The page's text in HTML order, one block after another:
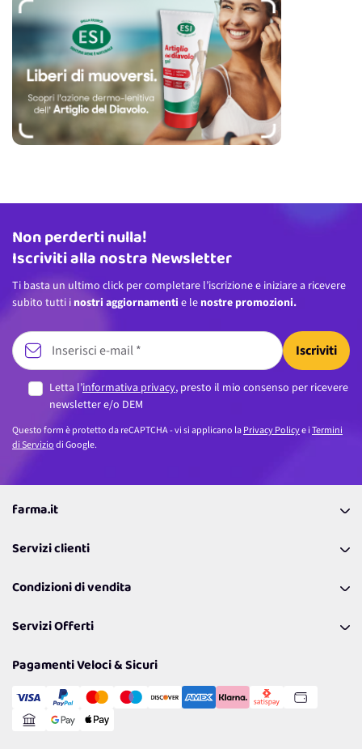
Indirizzo email
Non perderti nulla!
Iscriviti alla nostra Newsletter
Ti basta un ultimo click per completare l’iscrizione e iniziare a ricevere
subito tutti i nostri aggiornamenti e le nostre promozioni.
Iscriviti
Letta l’informativa privacy, presto il mio consenso per ricevere
newsletter e/o DEM
Questo form è protetto da reCAPTCHA - vi si applicano laPrivacy Policye iTermini
di Serviziodi Google.
farma.it
Coupon
Lavora con noi
Politiche per la parità di genere
Servizi clienti
Richiamami
Resi
Condizioni di vendita
Spedizioni
Cookie Policy
Gestisci Cookie
Servizi Offerti
Reso Facile e Veloce
Pagamenti Veloci & Sicuri